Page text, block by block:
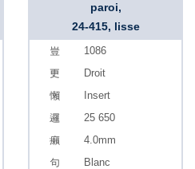
paroi,
24-415, lisse
1086
Droit
Insert
25 650
4.0mm
Blanc